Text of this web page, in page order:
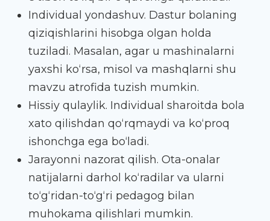
Individual yondashuv. Dastur bolaning
qiziqishlarini hisobga olgan holda
tuziladi. Masalan, agar u mashinalarni
yaxshi ko‘rsa, misol va mashqlarni shu
mavzu atrofida tuzish mumkin.
Hissiy qulaylik. Individual sharoitda bola
xato qilishdan qo‘rqmaydi va ko‘proq
ishonchga ega bo‘ladi.
Jarayonni nazorat qilish. Ota-onalar
natijalarni darhol ko‘radilar va ularni
to‘g‘ridan-to‘g‘ri pedagog bilan
muhokama qilishlari mumkin.